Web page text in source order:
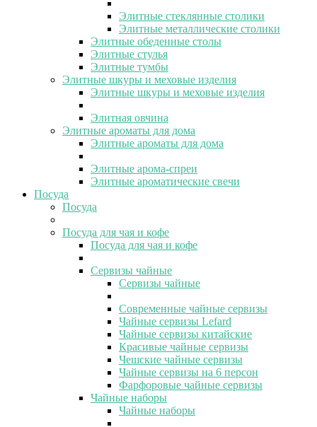
Элитные стеклянные столики
Элитные металлические столики
Элитные обеденные столы
Элитные стулья
Элитные тумбы
Элитные шкуры и меховые изделия
Элитные шкуры и меховые изделия
Элитная овчина
Элитные ароматы для дома
Элитные ароматы для дома
Элитные арома-спреи
Элитные ароматические свечи
Посуда
Посуда
Посуда для чая и кофе
Посуда для чая и кофе
Сервизы чайные
Сервизы чайные
Современные чайные сервизы
Чайные сервизы Lefard
Чайные сервизы китайские
Красивые чайные сервизы
Чешские чайные сервизы
Чайные сервизы на 6 персон
Фарфоровые чайные сервизы
Чайные наборы
Чайные наборы